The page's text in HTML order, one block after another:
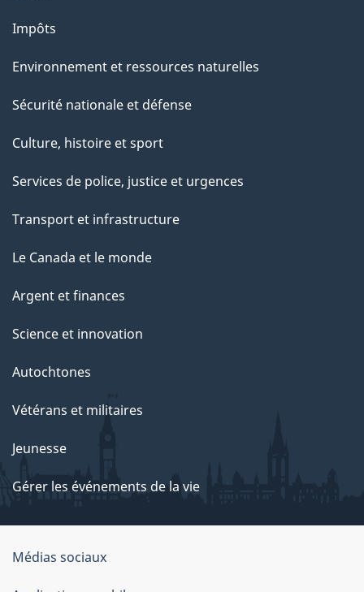
Impôts
Environnement et ressources naturelles
Sécurité nationale et défense
Culture, histoire et sport
Services de police, justice et urgences
Transport et infrastructure
Le Canada et le monde
Argent et finances
Science et innovation
Autochtones
Vétérans et militaires
Jeunesse
Gérer les événements de la vie
Organisation
du
Médias sociaux